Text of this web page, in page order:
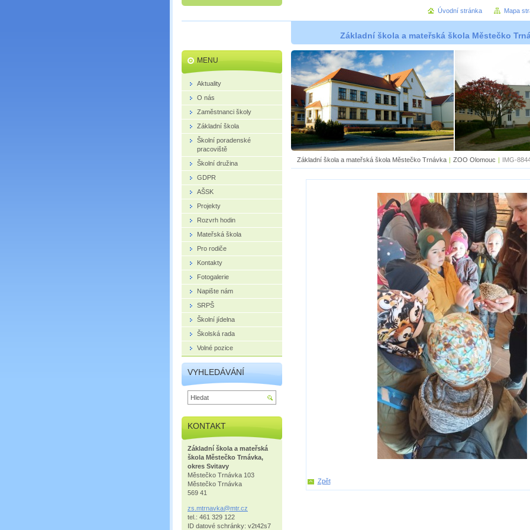
Základní škola a mateřská škola Městečko
Základní škola a mateřská škola Městečko Trnávka | ZOO Olomouc | IMG-
Zpět
MENU
Aktuality
O nás
Zaměstnanci školy
Základní škola
Školní poradenské
pracoviště
Školní družina
GDPR
AŠSK
Projekty
Rozvrh hodin
Mateřská škola
Pro rodiče
Kontakty
Fotogalerie
Napište nám
SRPŠ
Školní jídelna
Školská rada
Volné pozice
VYHLEDÁVÁNÍ
KONTAKT
Základní škola a mateřská
škola Městečko Trnávka,
okres Svitavy
Městečko Trnávka 103
Městečko Trnávka
569 41
zs.mtrnavka@mtr.cz
tel.: 461 329 122
ID datové schránky: v2t42s7
Úvodní stránka Mapa